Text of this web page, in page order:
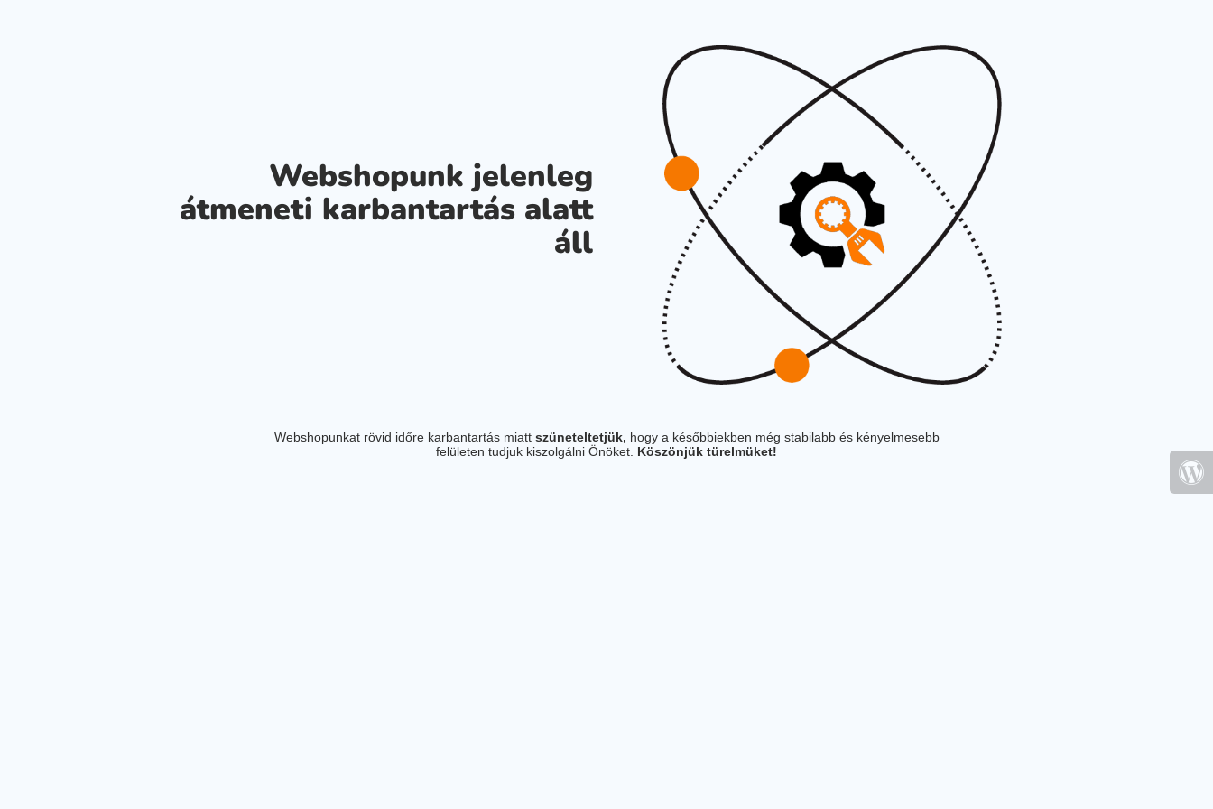
Webshopunk jelenleg
átmeneti karbantartás alatt
áll
Webshopunkat rövid időre karbantartás miatt szüneteltetjük, hogy a későbbiekben még stabilabb és kényelmesebb
felületen tudjuk kiszolgálni Önöket. Köszönjük türelmüket!